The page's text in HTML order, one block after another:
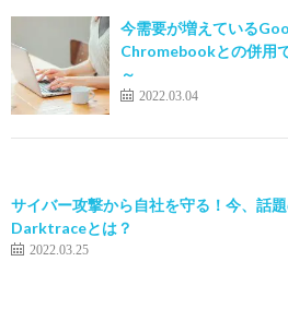
今需要が増えている
Chromebookとの併用
～
2022.03.04
サイバー攻撃から自社を守る！今、話
Darktraceとは？
2022.03.25